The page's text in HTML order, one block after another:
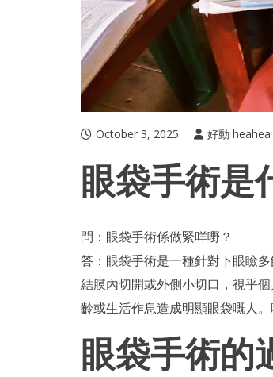
October 3, 2025 好動 heahea
眼袋手術是
問： 眼袋手術係做緊咩嘢？
答：眼袋手術是一種針對下眼瞼
結膜內切開或外側小切口，視乎
齡或生活作息造成明顯眼袋嘅人
眼袋手術的